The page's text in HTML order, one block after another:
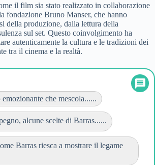
il film sia stato realizzato in collaborazione
fondazione Bruno Manser, che hanno
della produzione, dalla lettura della
sul set. Questo coinvolgimento ha
autenticamente la cultura e le tradizioni dei
tra il cinema e la realtà.
che mescola......
alcune scelte di Barras......
Barras riesca a mostrare il legame